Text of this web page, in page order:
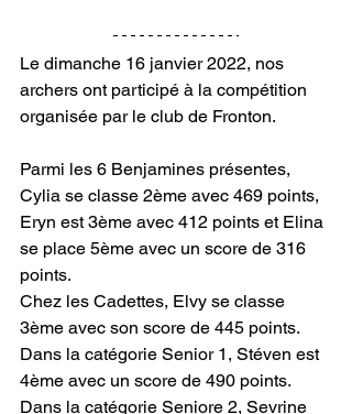
Le dimanche 16 janvier 2022, nos
archers ont participé à la compétition
organisée par le club de Fronton.
Parmi les 6 Benjamines présentes,
Cylia se classe 2ème avec 469 points,
Eryn est 3ème avec 412 points et Elina
se place 5ème avec un score de 316
points.
Chez les Cadettes, Elvy se classe
3ème avec son score de 445 points.
Dans la catégorie Senior 1, Stéven est
4ème avec un score de 490 points.
Dans la catégorie Seniore 2, Sevrine